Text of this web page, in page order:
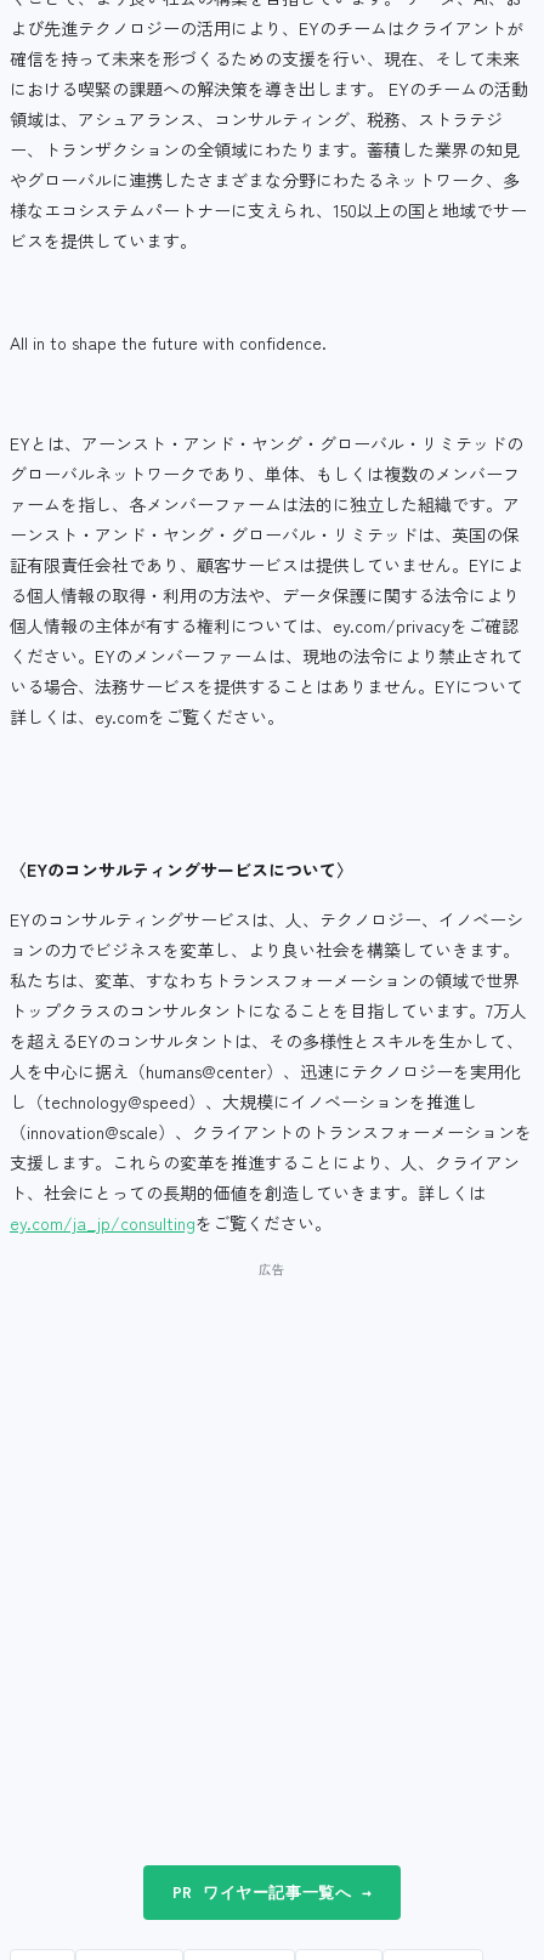
よび先進テクノロジーの活用により、EYのチームはクライアントが
確信を持って未来を形づくるための支援を行い、現在、そして未来
における喫緊の課題への解決策を導き出します。 EYのチームの活動
領域は、アシュアランス、コンサルティング、税務、ストラテジ
ー、トランザクションの全領域にわたります。蓄積した業界の知見
やグローバルに連携したさまざまな分野にわたるネットワーク、多
様なエコシステムパートナーに支えられ、150以上の国と地域でサー
ビスを提供しています。
All in to shape the future with confidence.
EYとは、アーンスト・アンド・ヤング・グローバル・リミテッドの
グローバルネットワークであり、単体、もしくは複数のメンバーフ
ァームを指し、各メンバーファームは法的に独立した組織です。ア
ーンスト・アンド・ヤング・グローバル・リミテッドは、英国の保
証有限責任会社であり、顧客サービスは提供していません。EYによ
る個人情報の取得・利用の方法や、データ保護に関する法令により
個人情報の主体が有する権利については、ey.com/privacyをご確認
ください。EYのメンバーファームは、現地の法令により禁止されて
いる場合、法務サービスを提供することはありません。EYについて
詳しくは、ey.comをご覧ください。
〈EYのコンサルティングサービスについて〉
EYのコンサルティングサービスは、人、テクノロジー、イノベーシ
ョンの力でビジネスを変革し、より良い社会を構築していきます。
私たちは、変革、すなわちトランスフォーメーションの領域で世界
トップクラスのコンサルタントになることを目指しています。7万人
を超えるEYのコンサルタントは、その多様性とスキルを生かして、
人を中心に据え（humans@center）、迅速にテクノロジーを実用化
し（technology@speed）、大規模にイノベーションを推進し
（innovation@scale）、クライアントのトランスフォーメーションを
支援します。これらの変革を推進することにより、人、クライアン
ト、社会にとっての長期的価値を創造していきます。詳しくは
ey.com/ja_jp/consultingをご覧ください。
PR ワイヤー記事一覧へ →